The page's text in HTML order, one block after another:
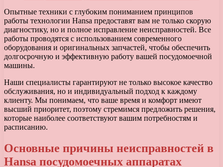
Опытные техники с глубоким пониманием принципов
работы технологии Hansa предоставят вам не только скорую
диагностику, но и полное исправление неисправностей. Все
работы проводятся с использованием современного
оборудования и оригинальных запчастей, чтобы обеспечить
долгосрочную и эффективную работу вашей посудомоечной
машины.
Наши специалисты гарантируют не только высокое качество
обслуживания, но и индивидуальный подход к каждому
клиенту. Мы понимаем, что ваше время и комфорт имеют
высший приоритет, поэтому стремимся предложить решения,
которые наиболее соответствуют вашим потребностям и
расписанию.
Основные причины неисправностей в
Hansa посудомоечных аппаратах